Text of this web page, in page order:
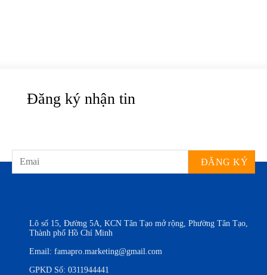
Đăng ký nhận tin
Lô số 15, Đường 5A, KCN Tân Tạo mở rộng, Phường Tân Tạo,
Thành phố Hồ Chí Minh
Email: famapro.marketing@gmail.com
GPKD Số: 0311944441